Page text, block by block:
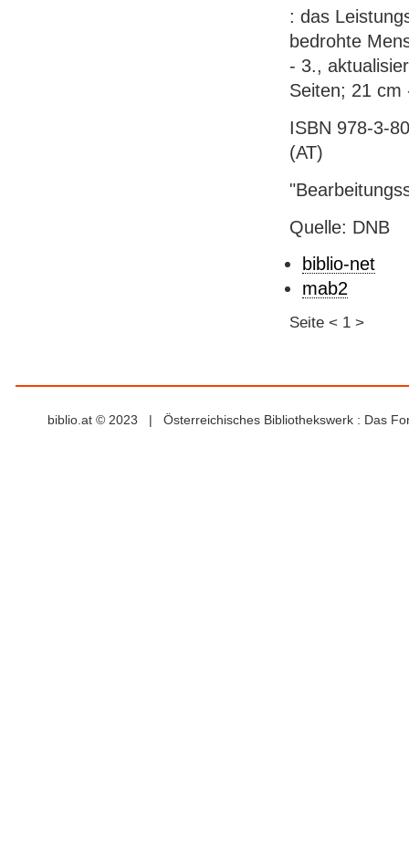
: das
bedrohte
- 3.,
Seiten; 21 cm
ISBN 978-3-
(AT)
Quelle: DNB
biblio-net
mab2
Seite < 1 >
biblio.at © 2023 | Österreichisches Bibliothekswerk : Das